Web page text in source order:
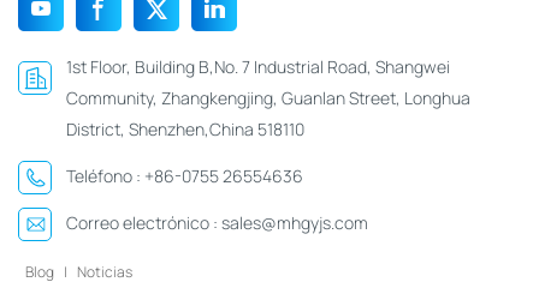
1st Floor, Building B,No. 7 Industrial Road, Shangwei
Community, Zhangkengjing, Guanlan Street, Longhua
District, Shenzhen,China 518110
Teléfono : +86-0755 26554636
Correo electrónico : sales@mhgyjs.com
Blog | Noticias